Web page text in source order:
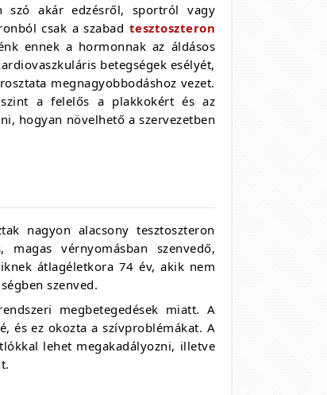
szó akár edzésről, sportról vagy
csak a szabad tesztoszteron
ennek a hormonnak az áldásos
betegségek esélyét,
megnagyobbodáshoz vezet.
a felelős a plakkokért és az
hogyan növelhető a szervezetben
nagyon alacsony tesztoszteron
vérnyomásban szenvedő,
átlagéletkora 74 év, akik nem
szenved.
megbetegedések miatt. A
és ez okozta a szívproblémákat. A
lehet megakadályozni, illetve